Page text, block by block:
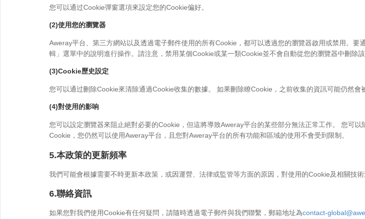
您可以通过Cookie彈窗選項來設定您的Cookie偏好。
(2)使用您的瀏覽器
Aweray平台、第三方網站以及透過電子郵件使用的所有Cookie，都可以透過您的瀏覽器啟用或禁用。
輯」選單中的說明進行操作。請注意，禁用某個Cookie或某一類Cookie並不會自動從您的瀏覽器中刪除
(3)Cookie歷史設定
您可以通过刪除Cookie來清除通過Cookie收集的數據。 如果刪除瞭Cookie，之前收集的資訊可能仍然
(4)對使用的影响
您可以設定瀏覽器來阻止絕對必要的Cookie，但這將導致Aweray平台的某些部分無法正常工作。 您可
Cookie，您仍然可以使用Aweray平台，且您對Aweray平台的所有功能和區域的使用不會受到限制。
5.本政策的更新頻率
我們可能會根據需要不時更新本政策，或因運營、法律或監管等方面的原因，對使用的Cookie及相關技
6.聯絡資訊
如果您對我們使用Cookie有任何疑問，請隨時透過電子郵件與我們聯繫，郵箱地址為contact-